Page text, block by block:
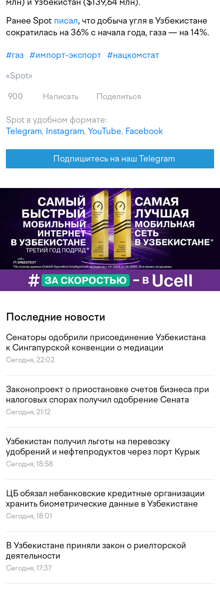
Ранее Spot писал, что добыча угля в Узбекистане
сократилась на 36% с начала года, газа — на 14%.
#газ #импорт-экспорт #нацкомстат
«Spot»
900 Написать Поделиться
Spot в удобном формате:
Telegram, Instagram, YouTube, Facebook
Подпишитесь на наш Telegram
Последние новости
Сенаторы одобрили присоединение Узбекистана
к Сингапурской конвенции о медиации
Сегодня, 22:02
Законопроект о приостановке счетов бизнеса при
налоговых спорах получил одобрение Сената
Сегодня, 21:12
Узбекистан получил льготы на перевозку
удобрений и нефтепродуктов через порт Курык
Сегодня, 18:58
ЦБ обязал небанковские кредитные организации
хранить биометрические данные в Узбекистане
Сегодня, 18:01
В Узбекистане приняли закон о риелторской
деятельности
Сегодня, 17:37